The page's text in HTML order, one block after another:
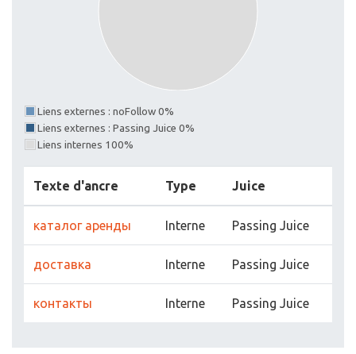
Liens externes : noFollow 0%
Liens externes : Passing Juice 0%
Liens internes 100%
Texte d'ancre Type Juice
каталог аренды Interne Passing Juice
доставка Interne Passing Juice
контакты Interne Passing Juice